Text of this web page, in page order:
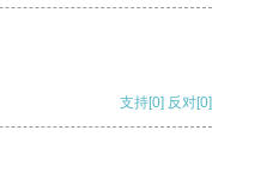
支持[0] 反对[0]